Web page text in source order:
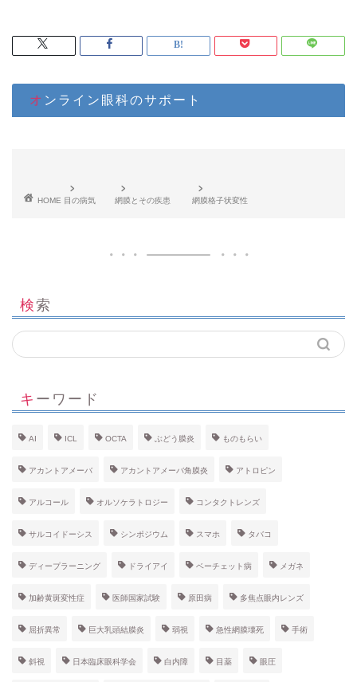
オンライン眼科のサポート
HOME 目の病気 網膜とその疾患 網膜格子状変性
検索
キーワード
AI ICL OCTA ぶどう膜炎 ものもらい
アカントアメーバ アカントアメーバ角膜炎 アトロピン
アルコール オルソケラトロジー コンタクトレンズ
サルコイドーシス シンポジウム スマホ タバコ
ディープラーニング ドライアイ ベーチェット病 メガネ
加齢黄斑変性症 医師国家試験 原田病 多焦点眼内レンズ
屈折異常 巨大乳頭結膜炎 弱視 急性網膜壊死 手術
斜視 日本臨床眼科学会 白内障 目薬 眼圧